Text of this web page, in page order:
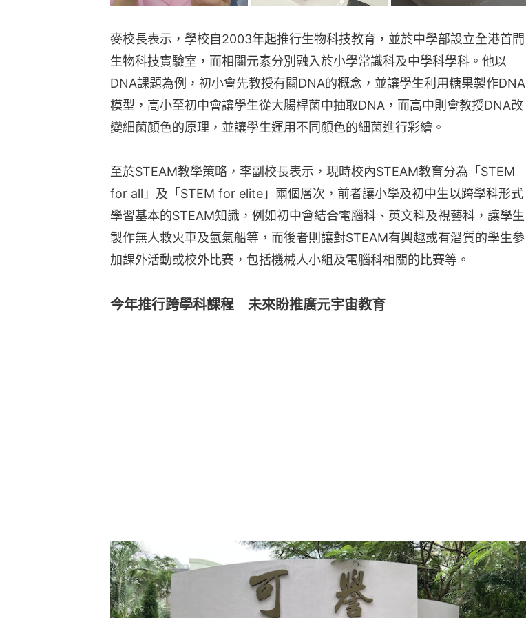
麥校長表示，學校自2003年起推行生物科技教育，並於中學部設立全港首間
生物科技實驗室，而相關元素分別融入於小學常識科及中學科學科。他以
DNA課題為例，初小會先教授有關DNA的概念，並讓學生利用糖果製作DNA
模型，高小至初中會讓學生從大腸桿菌中抽取DNA，而高中則會教授DNA改
變細菌顏色的原理，並讓學生運用不同顏色的細菌進行彩繪。
至於STEAM教學策略，李副校長表示，現時校內STEAM教育分為「STEM
for all」及「STEM for elite」兩個層次，前者讓小學及初中生以跨學科形式
學習基本的STEAM知識，例如初中會結合電腦科、英文科及視藝科，讓學生
製作無人救火車及氫氣船等，而後者則讓對STEAM有興趣或有潛質的學生參
加課外活動或校外比賽，包括機械人小組及電腦科相關的比賽等。
今年推行跨學科課程 未來盼推廣元宇宙教育